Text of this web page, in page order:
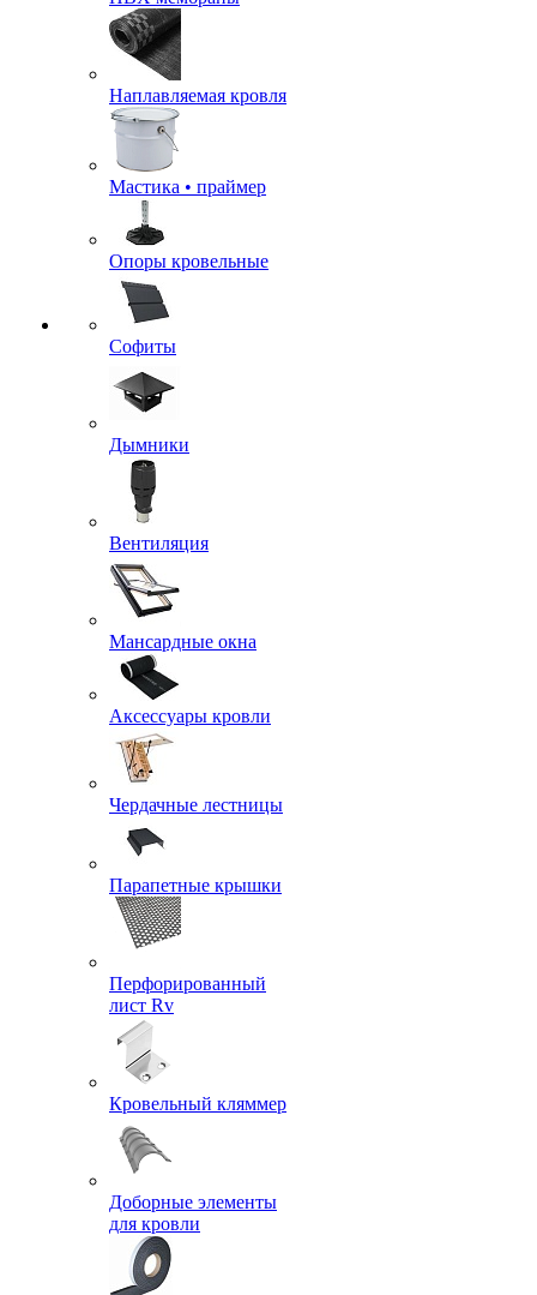
Наплавляемая кровля
Мастика • праймер
Опоры кровельные
Софиты
Дымники
Вентиляция
Мансардные окна
Аксессуары кровли
Чердачные лестницы
Парапетные крышки
Перфорированный
лист Rv
Кровельный кляммер
Доборные элементы
для кровли